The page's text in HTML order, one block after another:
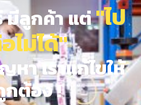
มีลูกค้า แต่"ไป
ไม่ได้"
หา เราแก้ไขให้
ต้อง !